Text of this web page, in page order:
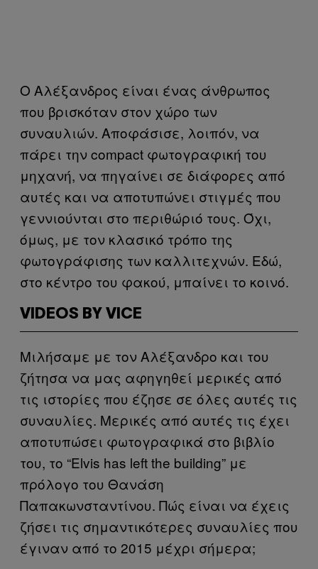
Ο Αλέξανδρος είναι ένας άνθρωπος
που βρισκόταν στον χώρο των
συναυλιών. Αποφάσισε, λοιπόν, να
πάρει την compact φωτογραφική του
μηχανή, να πηγαίνει σε διάφορες από
αυτές και να αποτυπώνει στιγμές που
γεννιούνται στο περιθώριό τους. Όχι,
όμως, με τον κλασικό τρόπο της
φωτογράφισης των καλλιτεχνών. Εδώ,
στο κέντρο του φακού, μπαίνει το κοινό.
VIDEOS BY VICE
Μιλήσαμε με τον Αλέξανδρο και του
ζήτησα να μας αφηγηθεί μερικές από
τις ιστορίες που έζησε σε όλες αυτές τις
συναυλίες. Μερικές από αυτές τις έχει
αποτυπώσει φωτογραφικά στο βιβλίο
του, το “Elvis has left the building” με
πρόλογο του Θανάση
Παπακωνσταντίνου. Πώς είναι να έχεις
ζήσει τις σημαντικότερες συναυλίες που
έγιναν από το 2015 μέχρι σήμερα;